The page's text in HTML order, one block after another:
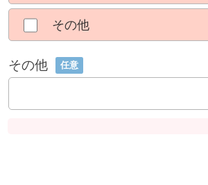
その他
その他 任意